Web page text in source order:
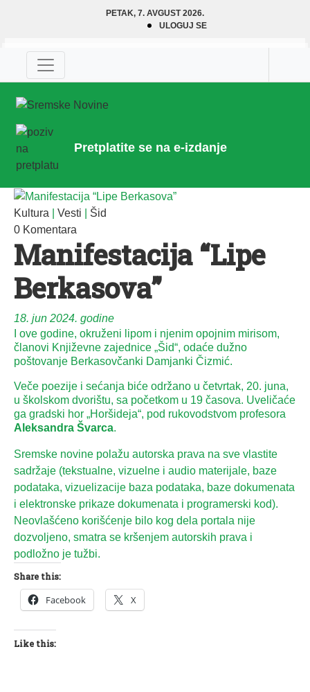
PETAK, 7. AVGUST 2026.
ULOGUJ SE
Pretplatite se na e-izdanje
Kultura Vesti
Šid
0 Komentara
Manifestacija “Lipe
Berkasova”
18. jun 2024. godine
I ove godine, okruženi lipom i njenim opojnim mirisom,
članovi Književne zajednice „Šid“, odaće dužno
poštovanje Berkasovčanki Damjanki Čizmić.
Veče poezije i sećanja biće održano u četvrtak, 20. juna,
u školskom dvorištu, sa početkom u 19 časova. Uveličaće
ga gradski hor „Horšideja“, pod rukovodstvom profesora
Aleksandra Švarca.
Sremske novine polažu autorska prava na sve vlastite
sadržaje (tekstualne, vizuelne i audio materijale, baze
podataka, vizuelizacije baza podataka, baze dokumenata
i elektronske prikaze dokumenata i programerski kod).
Neovlašćeno korišćenje bilo kog dela portala nije
dozvoljeno, smatra se kršenjem autorskih prava i
podložno je tužbi.
Share this:
Facebook X
Like this: